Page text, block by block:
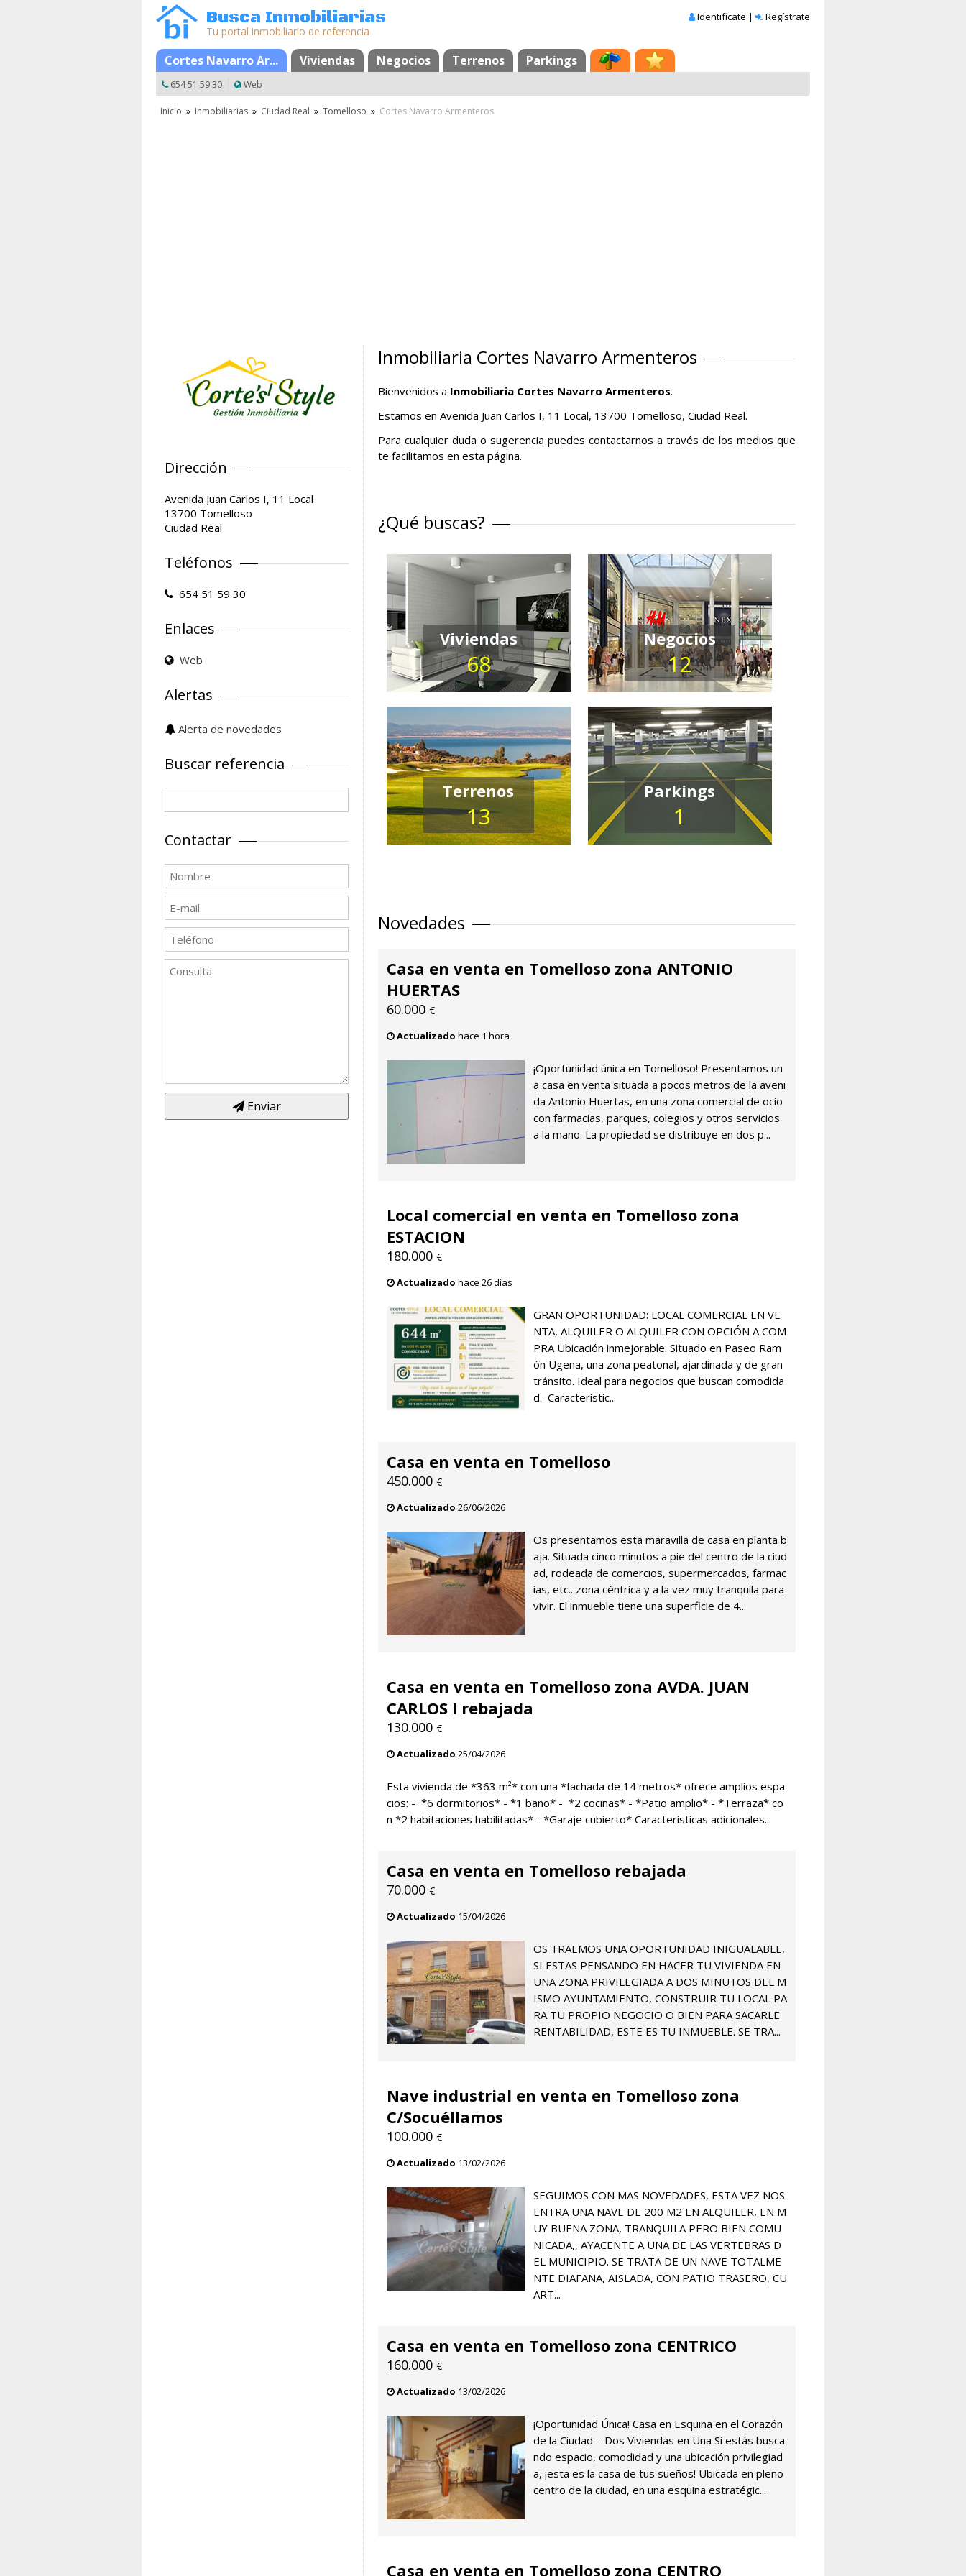
Busca Inmobiliarias
Tu portal inmobiliario de referencia
Identifícate | Regístrate
Cortes Navarro Ar... Viviendas Negocios Terrenos Parkings
MapaFavoritos
654 51 59 30 Web
Inicio » Inmobiliarias » Ciudad Real » Tomelloso » Cortes Navarro Armenteros
Dirección
Avenida Juan Carlos I, 11 Local
13700 Tomelloso
Ciudad Real
Teléfonos
654 51 59 30
Enlaces
Web
Alertas
Alerta de novedades
Buscar referencia
Contactar
Enviar
Inmobiliaria Cortes Navarro Armenteros
Bienvenidos a Inmobiliaria Cortes Navarro Armenteros.
Estamos en Avenida Juan Carlos I, 11 Local, 13700 Tomelloso, Ciudad Real.
Para cualquier duda o sugerencia puedes contactarnos a través de los medios que
te facilitamos en esta página.
¿Qué buscas?
Viviendas
68
Negocios
12
Terrenos
13
Parkings
1
Novedades
Casa en venta en Tomelloso zona ANTONIO
HUERTAS
60.000 €
Actualizado hace 1 hora
¡Oportunidad única en Tomelloso! Presentamos un
a casa en venta situada a pocos metros de la aveni
da Antonio Huertas, en una zona comercial de ocio
con farmacias, parques, colegios y otros servicios
a la mano. La propiedad se distribuye en dos p...
Local comercial en venta en Tomelloso zona
ESTACION
180.000 €
Actualizado hace 26 días
GRAN OPORTUNIDAD: LOCAL COMERCIAL EN VE
NTA, ALQUILER O ALQUILER CON OPCIÓN A COM
PRA Ubicación inmejorable: Situado en Paseo Ram
ón Ugena, una zona peatonal, ajardinada y de gran
tránsito. Ideal para negocios que buscan comodida
d. ️ Característic...
Casa en venta en Tomelloso
450.000 €
Actualizado 26/06/2026
Os presentamos esta maravilla de casa en planta b
aja. Situada cinco minutos a pie del centro de la ciud
ad, rodeada de comercios, supermercados, farmac
ias, etc.. zona céntrica y a la vez muy tranquila para
vivir. El inmueble tiene una superficie de 4...
Casa en venta en Tomelloso zona AVDA. JUAN
CARLOS I rebajada
130.000 €
Actualizado 25/04/2026
Esta vivienda de *363 m²* con una *fachada de 14 metros* ofrece amplios espa
cios: - ️ *6 dormitorios* - *1 baño* - ️ *2 cocinas* - *Patio amplio* - *Terraza* co
n *2 habitaciones habilitadas* - *Garaje cubierto* Características adicionales...
Casa en venta en Tomelloso rebajada
70.000 €
Actualizado 15/04/2026
OS TRAEMOS UNA OPORTUNIDAD INIGUALABLE,
SI ESTAS PENSANDO EN HACER TU VIVIENDA EN
UNA ZONA PRIVILEGIADA A DOS MINUTOS DEL M
ISMO AYUNTAMIENTO, CONSTRUIR TU LOCAL PA
RA TU PROPIO NEGOCIO O BIEN PARA SACARLE
RENTABILIDAD, ESTE ES TU INMUEBLE. SE TRA...
Nave industrial en venta en Tomelloso zona
C/Socuéllamos
100.000 €
Actualizado 13/02/2026
SEGUIMOS CON MAS NOVEDADES, ESTA VEZ NOS
ENTRA UNA NAVE DE 200 M2 EN ALQUILER, EN M
UY BUENA ZONA, TRANQUILA PERO BIEN COMU
NICADA,, AYACENTE A UNA DE LAS VERTEBRAS D
EL MUNICIPIO. SE TRATA DE UN NAVE TOTALME
NTE DIAFANA, AISLADA, CON PATIO TRASERO, CU
ART...
Casa en venta en Tomelloso zona CENTRICO
160.000 €
Actualizado 13/02/2026
¡Oportunidad Única! Casa en Esquina en el Corazón
de la Ciudad – Dos Viviendas en Una Si estás busca
ndo espacio, comodidad y una ubicación privilegiad
a, ¡esta es la casa de tus sueños! Ubicada en pleno
centro de la ciudad, en una esquina estratégic...
Casa en venta en Tomelloso zona CENTRO